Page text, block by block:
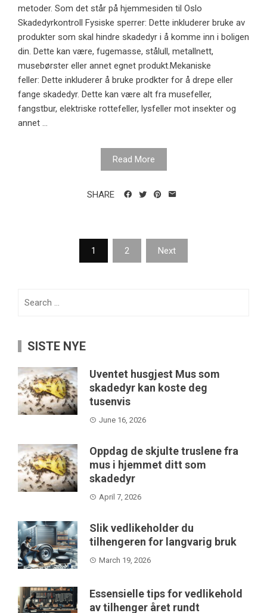
metoder. Som det står på hjemmesiden til Oslo
Skadedyrkontroll Fysiske sperrer: Dette inkluderer bruke av
produkter som skal hindre skadedyr i å komme inn i boligen
din. Dette kan være, fugemasse, stålull, metallnett,
musebørster eller annet egnet produkt.Mekaniske
feller: Dette inkluderer å bruke prodkter for å drepe eller
fange skadedyr. Dette kan være alt fra musefeller,
fangstbur, elektriske rottefeller, lysfeller mot insekter og
annet ...
Read More
SHARE
pagination
1 2 Next
SISTE NYE
Uventet husgjest Mus som
skadedyr kan koste deg
tusenvis
June 16, 2026
Oppdag de skjulte truslene fra
mus i hjemmet ditt som
skadedyr
April 7, 2026
Slik vedlikeholder du
tilhengeren for langvarig bruk
March 19, 2026
Essensielle tips for vedlikehold
av tilhenger året rundt